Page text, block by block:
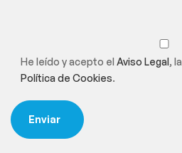
He leído y acepto el Aviso Legal, la
Política de Cookies.